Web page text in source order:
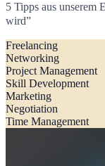
5 Tipps aus unserem
wird”
Freelancing
Networking
Project Management
Skill Development
Marketing
Negotiation
Time Management